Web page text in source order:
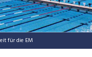
für die EM